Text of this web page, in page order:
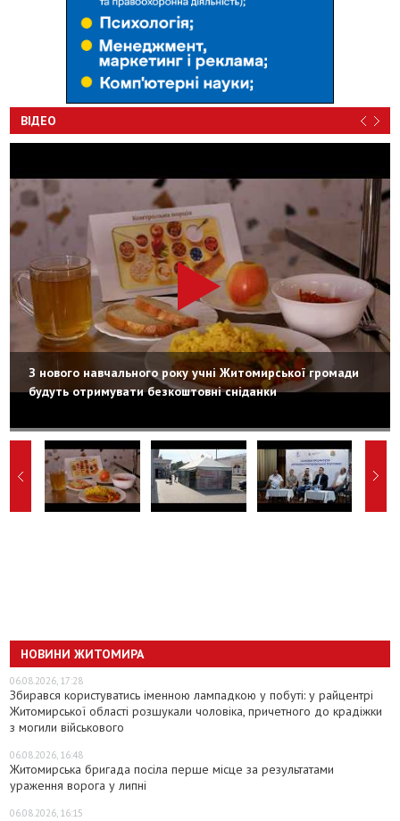
ВІДЕО
З нового навчального року учні Житомирської громади
будуть отримувати безкоштовні сніданки
НОВИНИ ЖИТОМИРА
06.08.2026, 17:28
Збирався користуватись іменною лампадкою у побуті: у райцентрі
Житомирської області розшукали чоловіка, причетного до крадіжки
з могили військового
06.08.2026, 16:48
Житомирська бригада посіла перше місце за результатами
ураження ворога у липні
06.08.2026, 16:15